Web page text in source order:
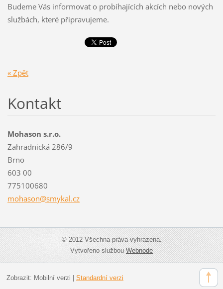
Budeme Vás informovat o probíhajících akcích nebo nových
službách, které připravujeme.
« Zpět
Kontakt
Mohason s.r.o.
Zahradnická 286/9
Brno
603 00
775100680
mohason@smykal.cz
© 2012 Všechna práva vyhrazena.
Vytvořeno službouWebnode
Zobrazit: Mobilní verzi Standardní verzi